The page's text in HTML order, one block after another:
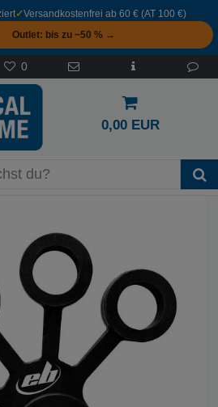
✓Versandkostenfrei ab 60 € (AT 100 €)
Outlet: bis zu −50 % →
0
0,00 EUR